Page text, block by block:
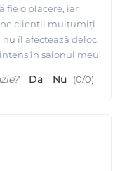
fie o plăcere, iar
clienții mulțumiți
îl afectează deloc,
în salonul meu.
Da Nu (0/0)